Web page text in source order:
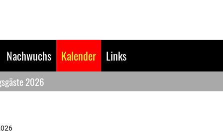
Nachwuchs Kalender Links
2026